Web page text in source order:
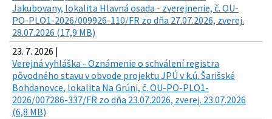
Jakubovany, lokalita Hlavná osada - zverejnenie, č. OU-
PO-PLO1-2026/009926-110/FR zo dňa 27.07.2026, zverej.
28.07.2026 (17,9 MB)
23. 7. 2026 |
Verejná vyhláška - Oznámenie o schválení registra
pôvodného stavu v obvode projektu JPÚ v k.ú. Šarišské
Bohdanovce, lokalita Na Grúni, č. OU-PO-PLO1-
2026/007286-337/FR zo dňa 23.07.2026, zverej. 23.07.2026
(6,8 MB)